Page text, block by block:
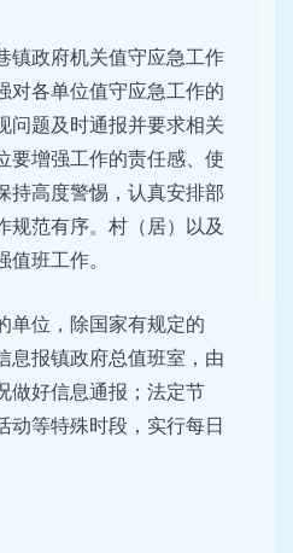
镇政府机关值守应急工作
对各单位值守应急工作的
问题及时通报并要求相关
要增强工作的责任感、使
持高度警惕，认真安排部
规范有序。村（居）以及
值班工作。
单位，除国家有规定的
息报镇政府总值班室，由
做好信息通报；法定节
动等特殊时段，实行每日